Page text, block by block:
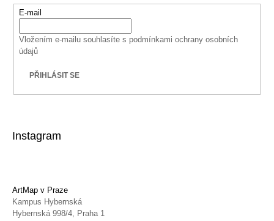
E-mail
Vložením e-mailu souhlasíte s podmínkami ochrany osobních
údajů
PŘIHLÁSIT SE
Instagram
ArtMap v Praze
Kampus Hybernská
Hybernská 998/4, Praha 1